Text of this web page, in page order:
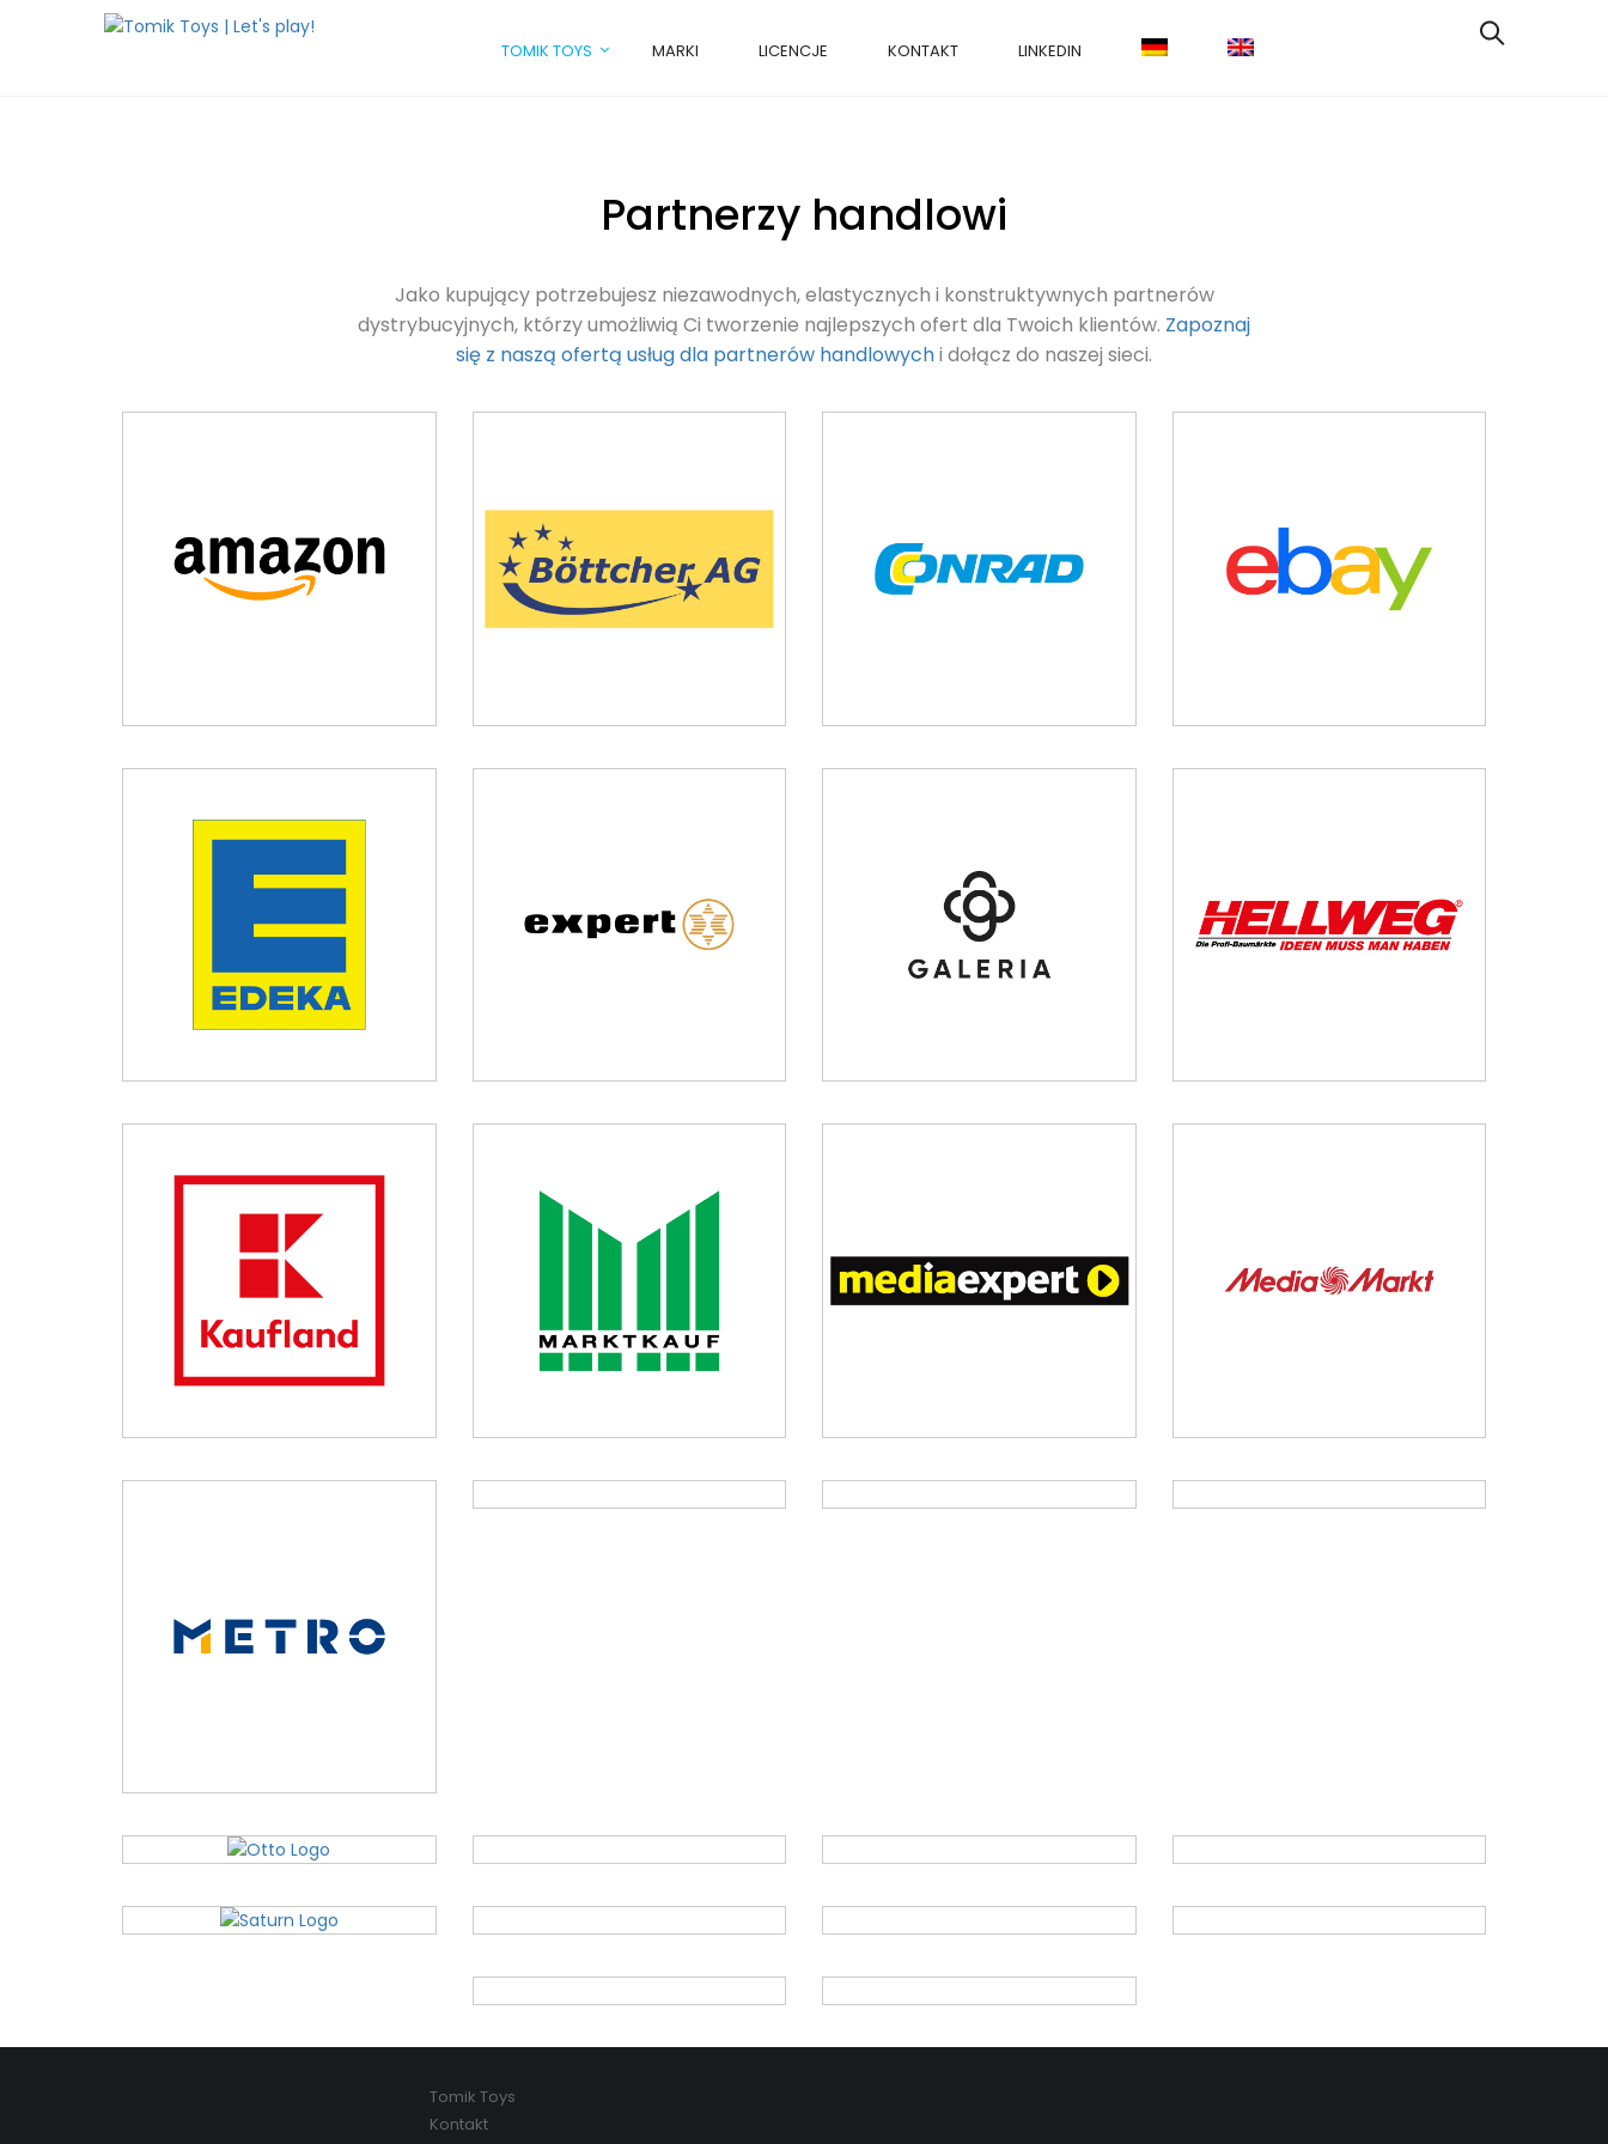
TOMIK TOYS MARKI LICENCJE KONTAKT LINKEDIN
Partnerzy handlowi
Jako kupujący potrzebujesz niezawodnych, elastycznych i konstruktywnych partnerów
dystrybucyjnych, którzy umożliwią Ci tworzenie najlepszych ofert dla Twoich klientów. Zapoznaj
się z naszą ofertą usług dla partnerów handlowychi dołącz do naszej sieci.
Tomik Toys
Kontakt